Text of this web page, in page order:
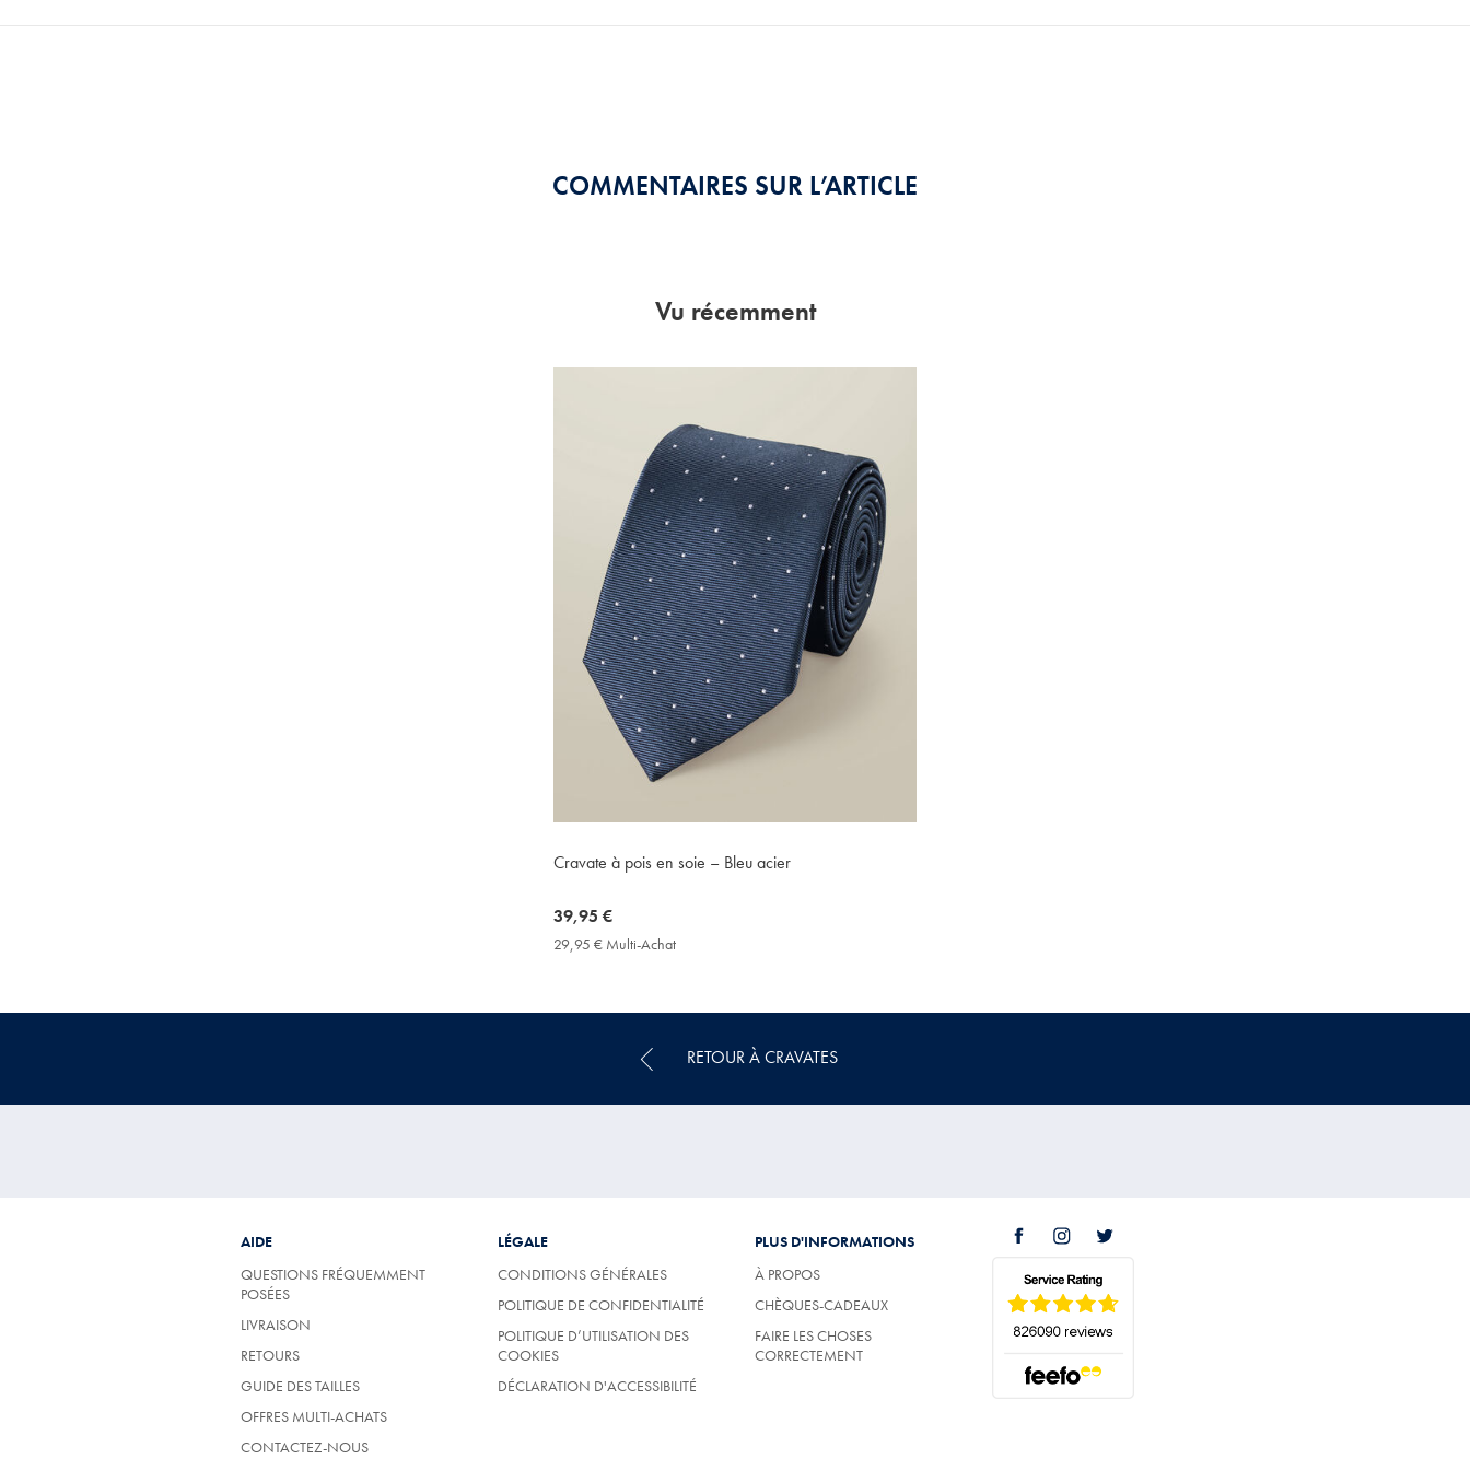
COMMENTAIRES SUR L’ARTICLE
Vu récemment
Cravate à pois en soie – Bleu acier
now
39,95
39,95 €
29,95 € Multi-Achat
RETOUR À CRAVATES
AIDE
QUESTIONS FRÉQUEMMENT
POSÉES
LIVRAISON
RETOURS
GUIDE DES TAILLES
OFFRES MULTI-ACHATS
CONTACTEZ-NOUS
LÉGALE
CONDITIONS GÉNÉRALES
POLITIQUE DE CONFIDENTIALITÉ
POLITIQUE D’UTILISATION DES
COOKIES
DÉCLARATION D'ACCESSIBILITÉ
PLUS D'INFORMATIONS
À PROPOS
CHÈQUES-CADEAUX
FAIRE LES CHOSES
CORRECTEMENT